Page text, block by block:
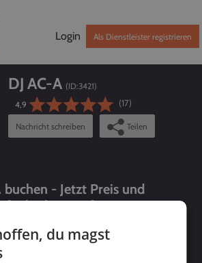
Login Als Dienstleister registrieren
DJ AC-A (ID:3421)
4,9
(17)
Nachricht schreiben Teilen
buchen - Jetzt Preis und
prüfen!
du magst